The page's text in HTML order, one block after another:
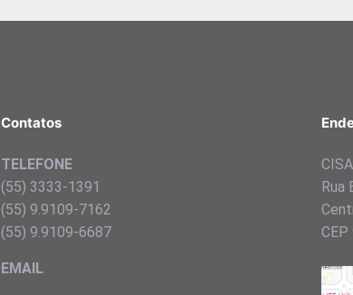
Contatos
TELEFONE
(55) 3333-1391
(55) 9.9109-7162
(55) 9.9109-6687
EMAIL
Rua